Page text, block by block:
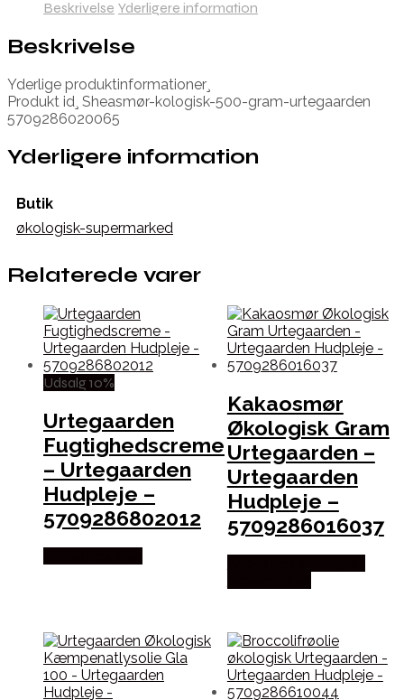
Beskrivelse Yderligere information
Beskrivelse
Yderlige produktinformationer¸
Produkt id¸ Sheasmør-kologisk-500-gram-urtegaarden
5709286020065
Yderligere information
Butik
økologisk-supermarked
Relaterede varer
Udsalg 10%
Urtegaarden
Fugtighedscreme
– Urtegaarden
Hudpleje –
5709286802012
Kakaosmør
Økologisk Gram
Urtegaarden –
Urtegaarden
Hudpleje –
5709286016037